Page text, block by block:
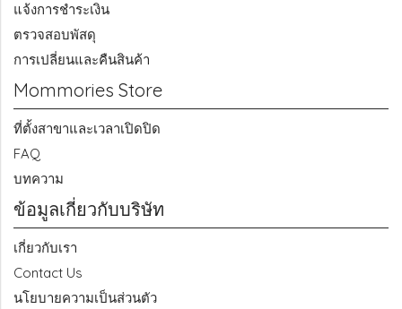
แจ้งการชำระเงิน
ตรวจสอบพัสดุ
การเปลี่ยนและคืนสินค้า
Mommories Store
ที่ตั้งสาขาและเวลาเปิดปิด
FAQ
บทความ
ข้อมูลเกี่ยวกับบริษัท
เกี่ยวกับเรา
Contact Us
นโยบายความเป็นส่วนตัว